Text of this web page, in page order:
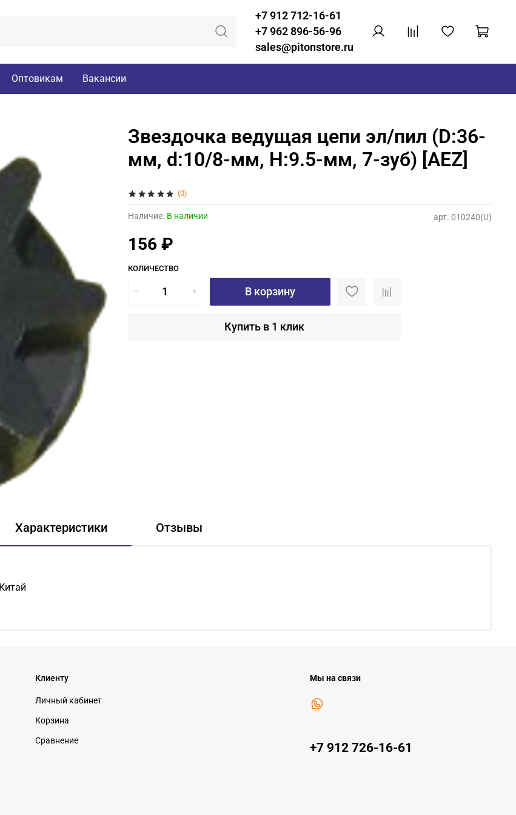
+7 912 712-16-61
+7 962 896-56-96
sales@pitonstore.ru
Оптовикам Вакансии
(0)
арт. 010240(U)
Наличие: В наличии
Звездочка ведущая цепи эл/пил (D:36-
мм, d:10/8-мм, H:9.5-мм, 7-зуб) [AEZ]
156 ₽
КОЛИЧЕСТВО
В корзину
Купить в 1 клик
Характеристики Отзывы
Китай
Клиенту
Личный кабинет
Корзина
Сравнение
Мы на связи
+7 912 726-16-61